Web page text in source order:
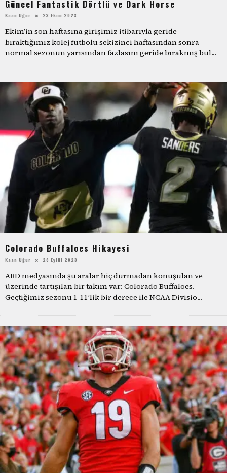
Güncel Fantastik Dörtlü ve Dark Horse
Kaan Uğur 23 Ekim 2023
Ekim’in son haftasına girişimiz itibarıyla geride
bıraktığımız kolej futbolu sekizinci haftasından sonra
normal sezonun yarısından fazlasını geride bırakmış bul...
Colorado Buffaloes Hikayesi
Kaan Uğur 28 Eylül 2023
ABD medyasında şu aralar hiç durmadan konuşulan ve
üzerinde tartışılan bir takım var: Colorado Buffaloes.
Geçtiğimiz sezonu 1-11’lik bir derece ile NCAA Divisio...